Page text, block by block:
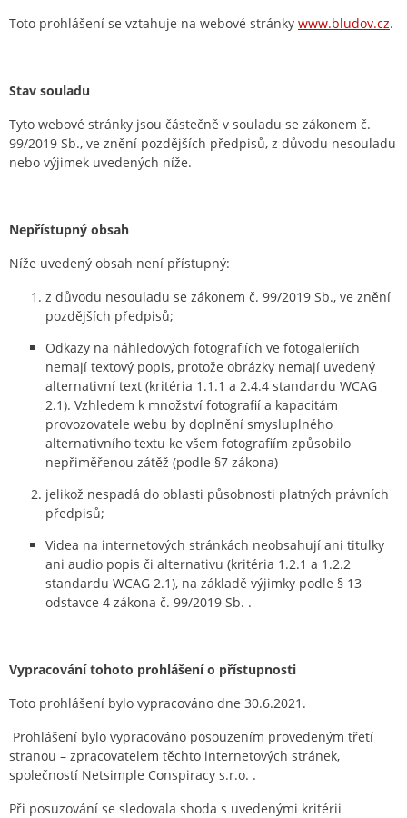
Toto prohlášení se vztahuje na webové stránky www.bludov.cz.
Stav souladu
Tyto webové stránky jsou částečně v souladu se zákonem č.
99/2019 Sb., ve znění pozdějších předpisů, z důvodu nesouladu
nebo výjimek uvedených níže.
Nepřístupný obsah
Níže uvedený obsah není přístupný:
z důvodu nesouladu se zákonem č. 99/2019 Sb., ve znění
pozdějších předpisů;
Odkazy na náhledových fotografiích ve fotogaleriích
nemají textový popis, protože obrázky nemají uvedený
alternativní text (kritéria 1.1.1 a 2.4.4 standardu WCAG
2.1). Vzhledem k množství fotografií a kapacitám
provozovatele webu by doplnění smysluplného
alternativního textu ke všem fotografiím způsobilo
nepřiměřenou zátěž (podle §7 zákona)
jelikož nespadá do oblasti působnosti platných právních
předpisů;
Videa na internetových stránkách neobsahují ani titulky
ani audio popis či alternativu (kritéria 1.2.1 a 1.2.2
standardu WCAG 2.1), na základě výjimky podle § 13
odstavce 4 zákona č. 99/2019 Sb. .
Vypracování tohoto prohlášení o přístupnosti
Toto prohlášení bylo vypracováno dne 30.6.2021.
Prohlášení bylo vypracováno posouzením provedeným třetí
stranou – zpracovatelem těchto internetových stránek,
společností Netsimple Conspiracy s.r.o. .
Při posuzování se sledovala shoda s uvedenými kritérii